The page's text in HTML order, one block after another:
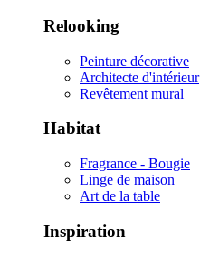
Relooking
Peinture décorative
Architecte d'intérieur
Revêtement mural
Habitat
Fragrance - Bougie
Linge de maison
Art de la table
Inspiration